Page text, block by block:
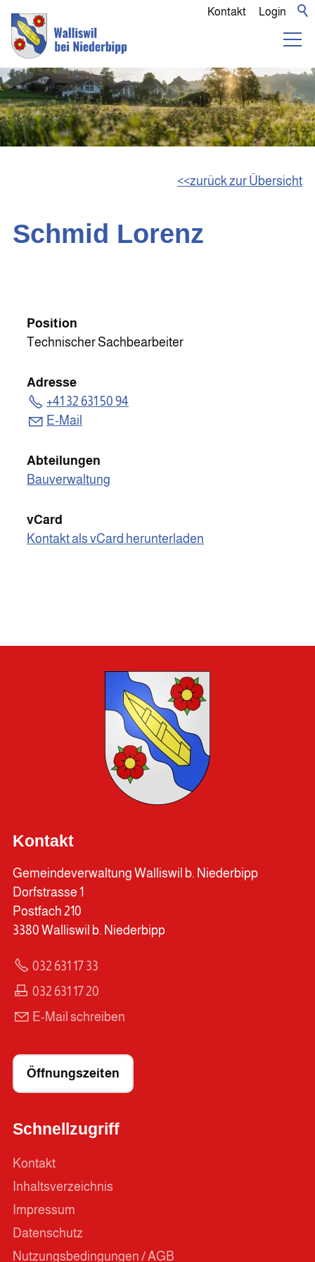
Login
Kontakt
zurück zur Übersicht
Schmid Lorenz
Position
Technischer Sachbearbeiter
Adresse
+41 32 631 50 94
E-Mail
Abteilungen
Bauverwaltung
vCard
Kontakt als vCard herunterladen
Kontakt
Gemeindeverwaltung Walliswil b. Niederbipp
Dorfstrasse 1
Postfach 210
3380 Walliswil b. Niederbipp
032 631 17 33
032 631 17 20
E-Mail schreiben
Öffnungszeiten
Schnellzugriff
Kontakt
Inhaltsverzeichnis
Impressum
Datenschutz
Nutzungsbedingungen / AGB